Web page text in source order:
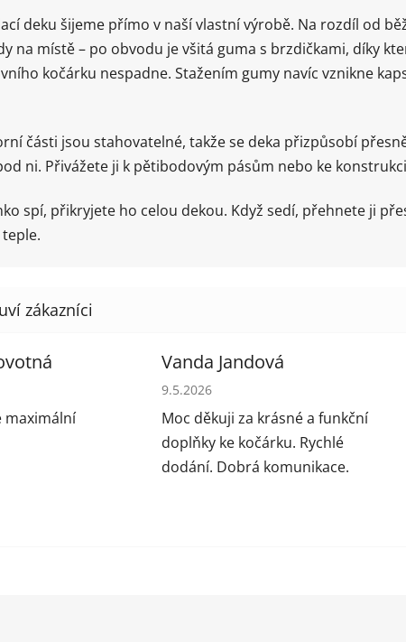
deku šijeme přímo v naší vlastní výrobě. Na rozdíl od
na místě – po obvodu je všitá guma s brzdičkami, díky
kočárku nespadne. Stažením gumy navíc vznikne
části jsou stahovatelné, takže se deka přizpůsobí
ni. Přivážete ji k pětibodovým pásům nebo ke
spí, přikryjete ho celou dekou. Když sedí, přehnete ji
je 5 z 5 hvězdiček.
maximální
Vanda Jandová
Hodnocení obchodu je 5 z 5
9.5.2026
Moc děkuji za krásné a funkční
doplňky ke kočárku. Rychlé
dodání. Dobrá komunikace.